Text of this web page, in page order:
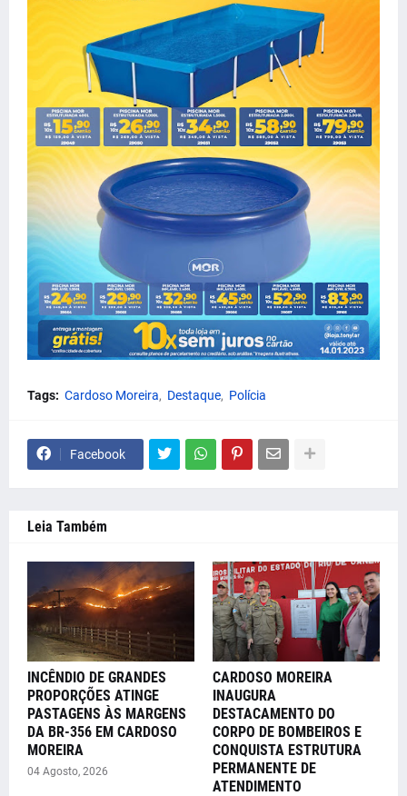
Tags: Cardoso Moreira Destaque Polícia
Facebook
Leia Também
INCÊNDIO DE GRANDES
PROPORÇÕES ATINGE
PASTAGENS ÀS MARGENS
DA BR-356 EM CARDOSO
MOREIRA
04 Agosto, 2026
CARDOSO MOREIRA
INAUGURA
DESTACAMENTO DO
CORPO DE BOMBEIROS E
CONQUISTA ESTRUTURA
PERMANENTE DE
ATENDIMENTO